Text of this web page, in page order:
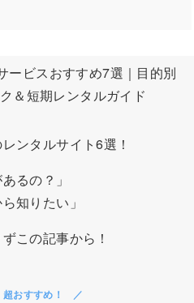
ンタルサイト6選！
るの？」
知りたい」
この記事から！
超おすすめ！